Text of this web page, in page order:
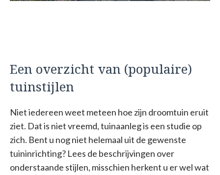
Een overzicht van (populaire)
tuinstijlen
Niet iedereen weet meteen hoe zijn droomtuin eruit
ziet. Dat is niet vreemd, tuinaanleg is een studie op
zich. Bent u nog niet helemaal uit de gewenste
tuininrichting? Lees de beschrijvingen over
onderstaande stijlen, misschien herkent u er wel wat